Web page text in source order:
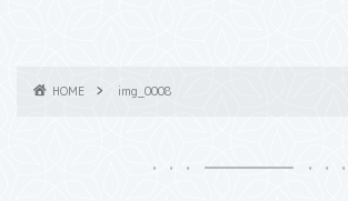
HOME img_0008